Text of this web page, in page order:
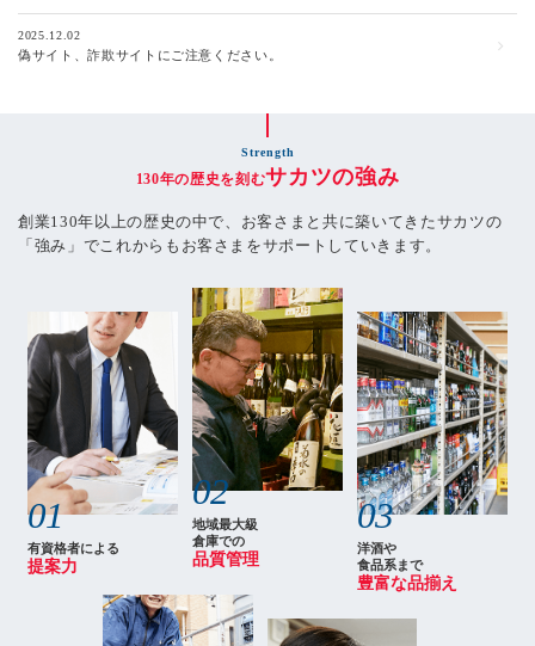
2025.12.02
偽サイト、詐欺サイトにご注意ください。
Strength
130年の歴史を刻むサカツの強み
創業130年以上の歴史の中で、 お客さまと共に築いてきたサカツの
「強み」でこれからもお客さまをサポートしていきます。
01
有資格者による
提案力
02
地域最大級
倉庫での
品質管理
03
洋酒や
食品系まで
豊富な品揃え